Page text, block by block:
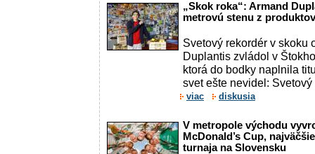
„Skok roka“: Armand
metrovú stenu z produktov
Svetový rekordér v skoku
Duplantis zvládol v
ktorá do bodky naplnila
svet ešte nevidel:
viac diskusia
V metropole východu
McDonald’s Cup,
turnaja na Slovensku